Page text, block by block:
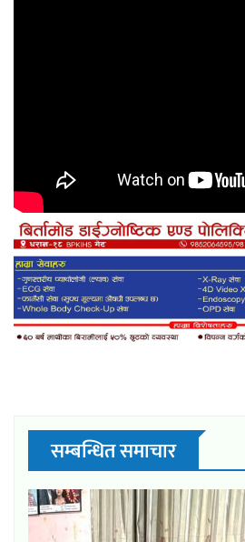
सम्बन्धित समाचार